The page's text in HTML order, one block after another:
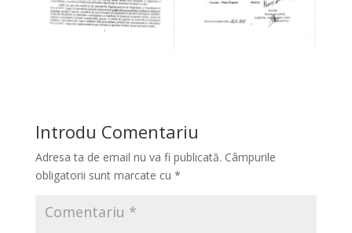
Introdu Comentariu
Adresa ta de email nu va fi publicată. Câmpurile
obligatorii sunt marcate cu *